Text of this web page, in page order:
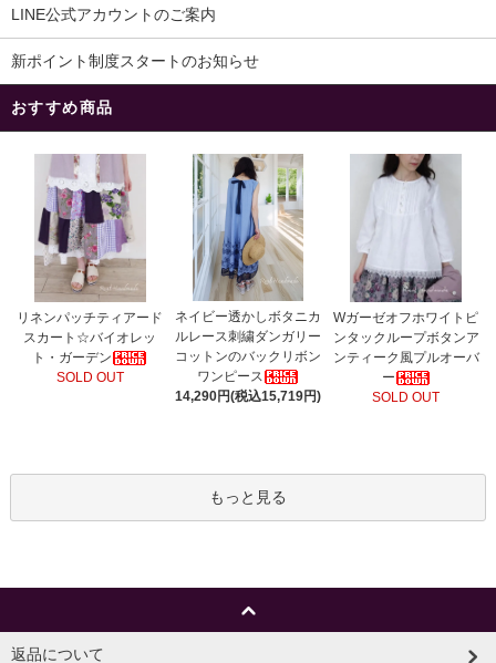
LINE公式アカウントのご案内
新ポイント制度スタートのお知らせ
おすすめ商品
リネンパッチティアード
スカート☆バイオレッ
ト・ガーデン
SOLD OUT
ネイビー透かしボタニカ
ルレース刺繍ダンガリー
コットンのバックリボン
ワンピース
14,290円(税込15,719円)
Wガーゼオフホワイトピ
ンタックループボタンア
ンティーク風プルオーバ
ー
SOLD OUT
もっと見る
返品について